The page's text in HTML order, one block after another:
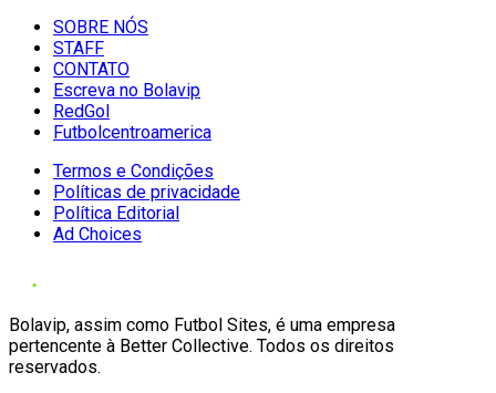
SOBRE NÓS
STAFF
CONTATO
Escreva no Bolavip
RedGol
Futbolcentroamerica
Termos e Condições
Políticas de privacidade
Política Editorial
Ad Choices
Bolavip, assim como Futbol Sites, é uma empresa
pertencente à Better Collective. Todos os direitos
reservados.